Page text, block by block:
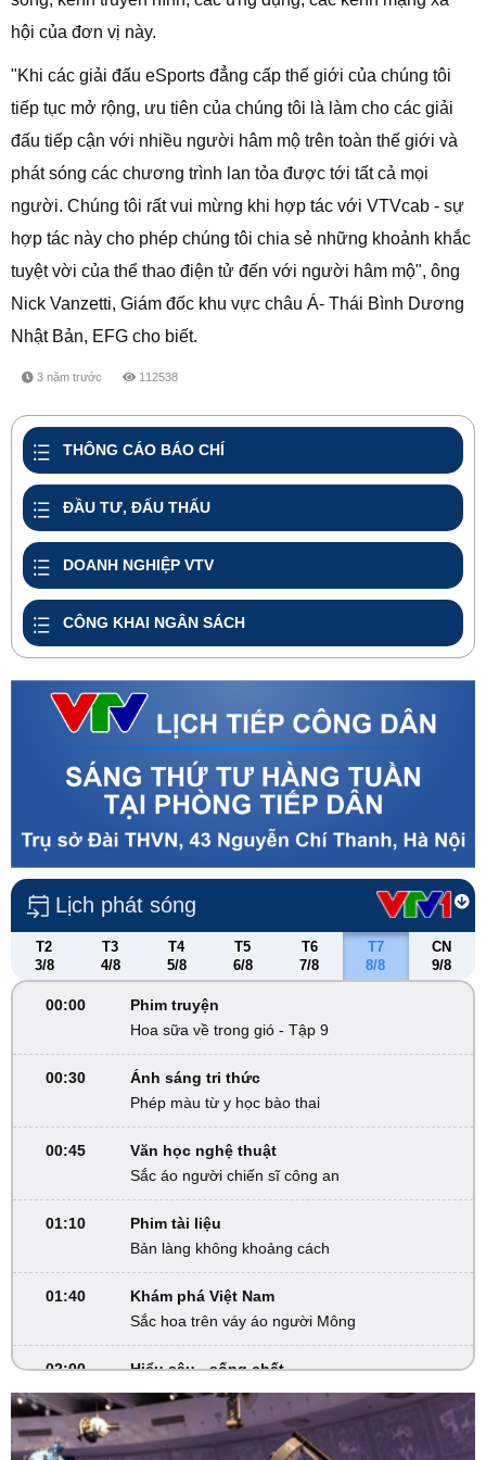
hội của đơn vị này.
"Khi các giải đấu eSports đẳng cấp thế giới của chúng tôi
tiếp tục mở rộng, ưu tiên của chúng tôi là làm cho các giải
đấu tiếp cận với nhiều người hâm mộ trên toàn thế giới và
phát sóng các chương trình lan tỏa được tới tất cả mọi
người. Chúng tôi rất vui mừng khi hợp tác với VTVcab - sự
hợp tác này cho phép chúng tôi chia sẻ những khoảnh khắc
tuyệt vời của thể thao điện tử đến với người hâm mộ", ông
Nick Vanzetti, Giám đốc khu vực châu Á- Thái Bình Dương
Nhật Bản, EFG cho biết.
3 năm trước 112538
THÔNG CÁO BÁO CHÍ
ĐẦU TƯ, ĐẤU THẤU
DOANH NGHIỆP VTV
CÔNG KHAI NGÂN SÁCH
Lịch phát sóng
T2
3/8
T3
4/8
T4
5/8
T5
6/8
T6
7/8
T7
8/8
CN
9/8
00:00
Phim truyện
Hoa sữa về trong gió - Tập 9
00:30
Ánh sáng tri thức
Phép màu từ y học bào thai
00:45
Văn học nghệ thuật
Sắc áo người chiến sĩ công an
01:10
Phim tài liệu
Bản làng không khoảng cách
01:40
Khám phá Việt Nam
Sắc hoa trên váy áo người Mông
02:00
Hiểu sâu - sống chất
Chơi sinh vật cảnh - Đừng để phạm pháp
02:30
Khám phá Việt Nam